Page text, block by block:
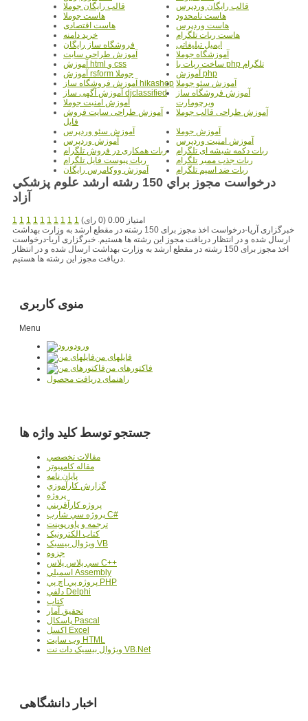
قالب رایگان وردپرس
قالب رایگان جوملا
هاست نامحدود
هاست جوملا
هاست وردپرس
هاست اقتصادی
هاست ربات تلگرام
خرید دامنه
ایمیل تبلیغاتی
فروشگاه ساز رایگان
آموزشگاه جوملا
آموزش طراحی سایت
ساخت ربات با php تلگرام
آموزش html و css
آموزش php
آموزش rsform جوملا
آموزش سئو جوملا آموزش فروشگاه ساز hikashop
آموزش فروشگاه ساز
ویرچومارت
آموزش آگهی ساز djclassified
آموزش امنیت جوملا
آموزش طراحی قالب جوملا
آموزش طراحی سایت فروش
فایل
آموزش جوملا
آموزش سئو وردپرس
آموزش امنیت وردپرس
آموزش وردپرس
ربات دکمه شیشه ای تلگرام
ربات همکاری در فروش تلگرام
ربات جذب ممبر تلگرام
ربات پیوست فایل تلگرام
ربات ضد اسپم تلگرام
آموزش ووکامرس رایگان
درخواست مجوز براي 150 رشته ارشد علوم پزشکي
آزاد
1 1 1 1 1 1 1 1 1 1
امتیاز 0.00 (0 رای)
خبرگزاری آریا-درخواست اخذ مجوز برای 150 رشته در مقطع ارشد به وزارت بهداشت
ارسال شده و در انتظار دریافت مجوز این رشته ها هستیم. خبرگزاری آریا-درخواست
اخذ مجوز برای 150 رشته در مقطع ارشد به وزارت بهداشت ارسال شده و در انتظار
دریافت مجوز این رشته ها هستیم.
منوی کاربری
Menu
ورود
فایلهای من
فاکتورهای من
راهنمای دریافت محصول
جستجو توسط کلید واژه ها
مقالات تخصصي
مقاله کامپیوتر
پایان نامه
گزارش کارآموزي
پروژه
پروژه کارآفريني
پروژه سي شارپ C#
ترجمه و پاورپوينت
کتاب الکترونيک
ويژوال بيسيک VB
جزوه
سي پلاس پلاس C++
اسمبلي Assembly
پروژه پي اچ پي PHP
دلفي Delphi
کتاب
تحقيق آمار
پاسکال Pascal
اکسل Excel
وب سايت HTML
ويژوال بيسيک دات نت VB.Net
اخبار دانشگاهی